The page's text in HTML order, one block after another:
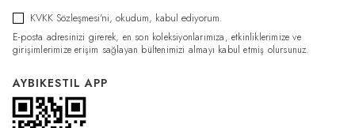
KVKK Sözleşmesi'ni, okudum, kabul ediyorum.
E-posta adresinizi girerek, en son koleksiyonlarımıza, etkinliklerimize ve
girişimlerimize erişim sağlayan bültenimizi almayı kabul etmiş olursunuz.
AYBIKESTIL APP